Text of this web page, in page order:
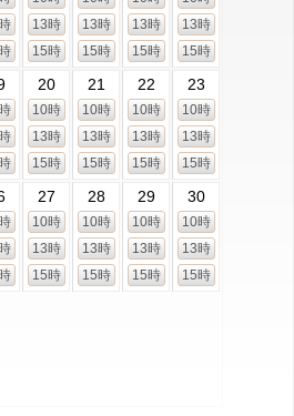
13時
15時
13時
15時
13時
15時
13時
15時
20
10時
13時
15時
21
10時
13時
15時
22
10時
13時
15時
23
10時
13時
15時
27
10時
13時
15時
28
10時
13時
15時
29
10時
13時
15時
30
10時
13時
15時